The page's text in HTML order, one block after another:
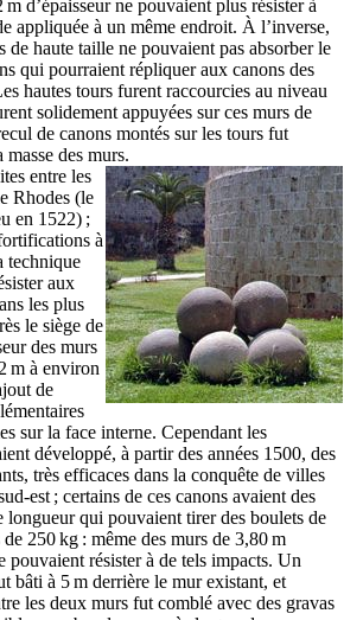
d’épaisseur ne pouvaient plus résister à
appliquée à un même endroit. À l’inverse,
de haute taille ne pouvaient pas absorber le
qui pourraient répliquer aux canons des
hautes tours furent raccourcies au niveau
solidement appuyées sur ces murs de
de canons montés sur les tours fut
masse des murs.
entre les
Rhodes (le
en 1522) ;
à
technique
aux
les plus
le siège de
des murs
m à environ
de
sur la face interne. Cependant les
développé, à partir des années 1500, des
très efficaces dans la conquête de villes
est ; certains de ces canons avaient des
longueur qui pouvaient tirer des boulets de
250 kg : même des murs de 3,80 m
pouvaient résister à de tels impacts. Un
bâti à 5 m derrière le mur existant, et
les deux murs fut comblé avec des gravas